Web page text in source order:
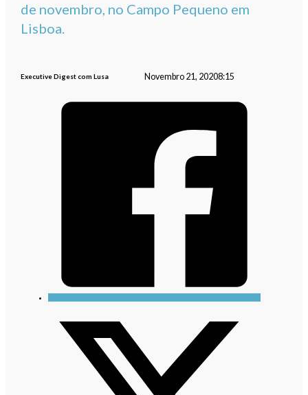
de novembro, no Campo Pequeno em
Lisboa.
Executive Digest com Lusa Novembro 21, 20208:15